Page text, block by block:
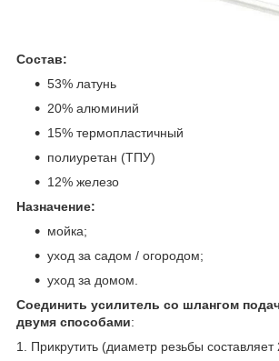
Состав:
53% латунь
20% алюминий
15% термопластичный
полиуретан (ТПУ)
12% железо
Назначение:
мойка;
уход за садом / огородом;
уход за домом.
Соединить усилитель со шлангом
двумя способами:
1. Прикрутить (диаметр резьбы составляет